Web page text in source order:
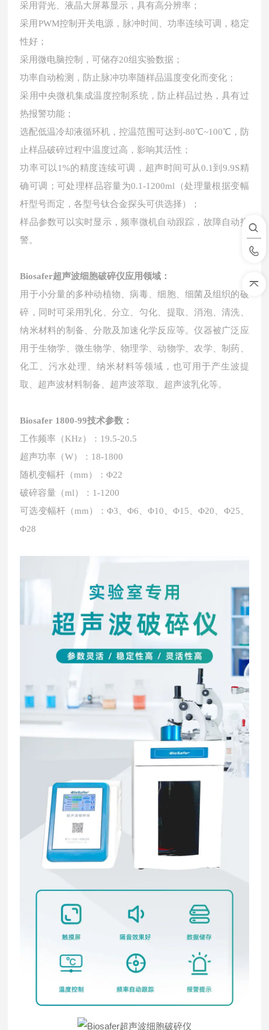
采用背光、液晶大屏幕显示，具有高分辨率；
采用PWM控制开关电源，脉冲时间、功率连续可调，稳定
性好；
采用微电脑控制，可储存20组实验数据；
功率自动检测，防止脉冲功率随样品温度变化而变化；
采用中央微机集成温度控制系统，防止样品过热，具有过
热报警功能；
选配低温冷却液循环机，控温范围可达到-80℃~100℃，防
止样品破碎过程中温度过高，影响其活性；
功率可以1%的精度连续可调，超声时间可从0.1到9.9S精
确可调；可处理样品容量为0.1-1200ml（处理量根据变幅
杆型号而定，各型号钛合金探头可供选择）；
样品参数可以实时显示，频率微机自动跟踪，故障自动报
警。
Biosafer超声波细胞破碎仪应用领域：
用于小分量的多种动植物、病毒、细胞、细菌及组织的破
碎，同时可采用乳化、分立、匀化、提取、消泡、清洗、
纳米材料的制备、分散及加速化学反应等。仪器被广泛应
用于生物学、微生物学、物理学、动物学、农学、制药、
化工、污水处理、纳米材料等领域，也可用于产生波提
取、超声波材料制备、超声波萃取、超声波乳化等。
Biosafer 1800-99技术参数：
工作频率（KHz）：19.5-20.5
超声功率（W）：18-1800
随机变幅杆（mm）：Φ22
破碎容量（ml）：1-1200
可选变幅杆（mm）：Φ3、Φ6 、Φ10 、Φ15 、Φ20 Φ25
Φ28